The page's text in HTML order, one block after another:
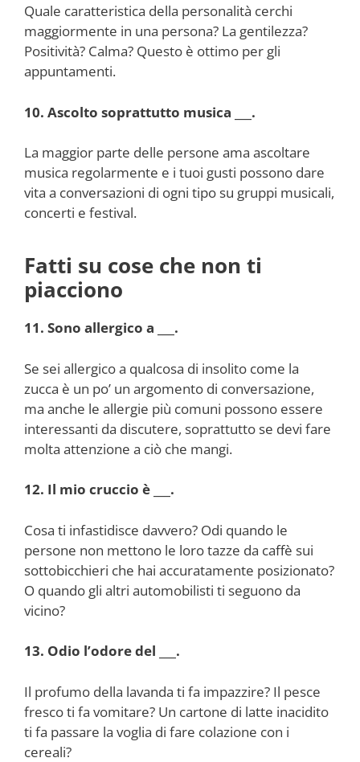
Quale caratteristica della personalità cerchi
maggiormente in una persona? La gentilezza?
Positività? Calma? Questo è ottimo per gli
appuntamenti.
10. Ascolto soprattutto musica ___.
La maggior parte delle persone ama ascoltare
musica regolarmente e i tuoi gusti possono dare
vita a conversazioni di ogni tipo su gruppi musicali,
concerti e festival.
Fatti su cose che non ti
piacciono
11. Sono allergico a ___.
Se sei allergico a qualcosa di insolito come la
zucca è un po’ un argomento di conversazione,
ma anche le allergie più comuni possono essere
interessanti da discutere, soprattutto se devi fare
molta attenzione a ciò che mangi.
12. Il mio cruccio è ___.
Cosa ti infastidisce davvero? Odi quando le
persone non mettono le loro tazze da caffè sui
sottobicchieri che hai accuratamente posizionato?
O quando gli altri automobilisti ti seguono da
vicino?
13. Odio l’odore del ___.
Il profumo della lavanda ti fa impazzire? Il pesce
fresco ti fa vomitare? Un cartone di latte inacidito
ti fa passare la voglia di fare colazione con i
cereali?